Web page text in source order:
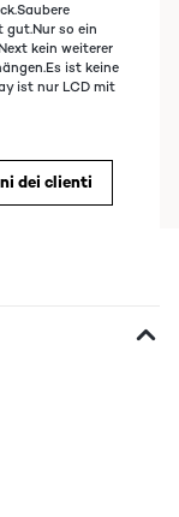
gut.Nur so ein
kein weiterer
ist keine
ist nur LCD mit
dei clienti